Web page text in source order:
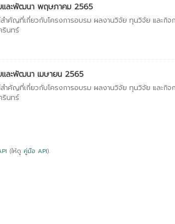
และพัฒนา พฤษภาคม 2565
สำคัญที่เกี่ยวกับโครงการอบรม ผลงานวิจัย ทุนวิจัย และ
รินทร์
ละพัฒนา เมษายน 2565
สำคัญที่เกี่ยวกับโครงการอบรม ผลงานวิจัย ทุนวิจัย และ
รินทร์
(ให้ดู คู่มือ API).